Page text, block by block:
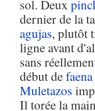
sol. Deux
dernier de la
agujas, plutôt
ligne avant
sans
début defaena
Muletazos
Il torée la